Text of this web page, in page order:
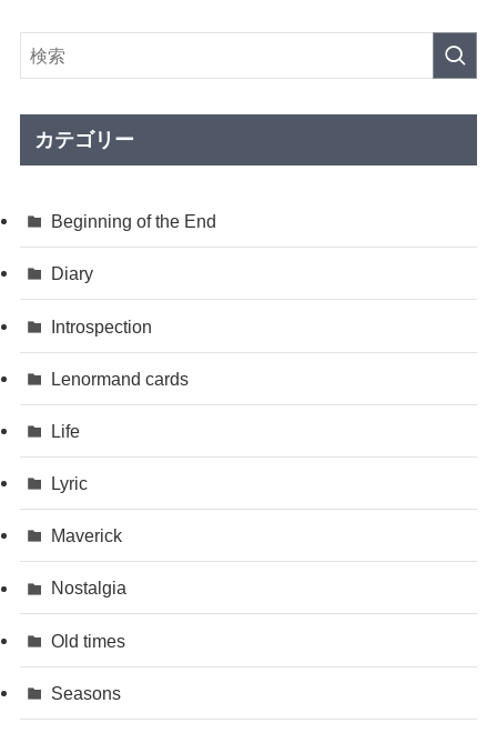
イ
ブ
カテゴリー
Beginning of the End
Diary
Introspection
Lenormand cards
Life
Lyric
Maverick
Nostalgia
Old times
Seasons